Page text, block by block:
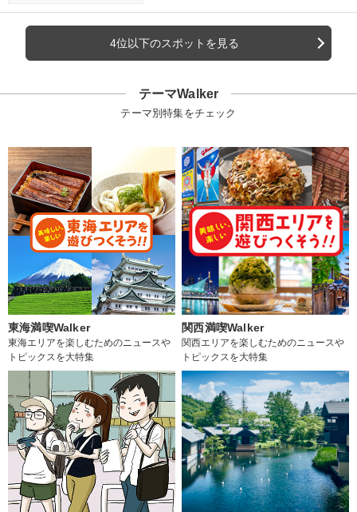
4位以下のスポットを見る
テーマWalker
テーマ別特集をチェック
東海満喫Walker
東海エリアを楽しむためのニュースや
トピックスを大特集
関西満喫Walker
関西エリアを楽しむためのニュースや
トピックスを大特集